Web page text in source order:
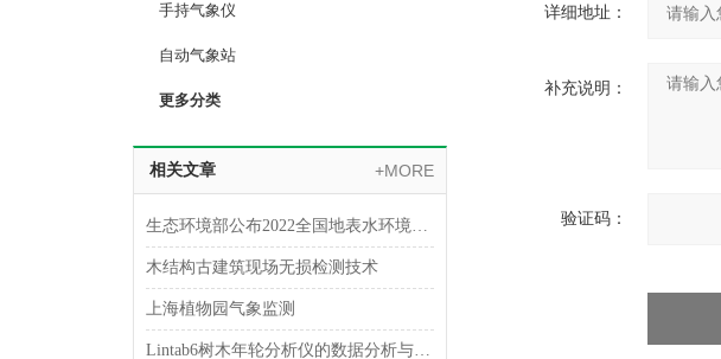
手持气象仪
自动气象站
更多分类
相关文章 +MORE
生态环境部公布2022全国地表水环境质量状况
木结构古建筑现场无损检测技术
上海植物园气象监测
Lintab6树木年轮分析仪的数据分析与气候变化研究
详细地址：
补充说明：
验证码：